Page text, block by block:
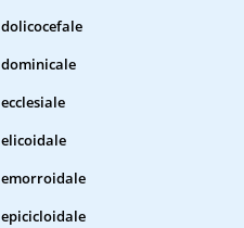
dolicocefale
dominicale
ecclesiale
elicoidale
emorroidale
epicicloidale